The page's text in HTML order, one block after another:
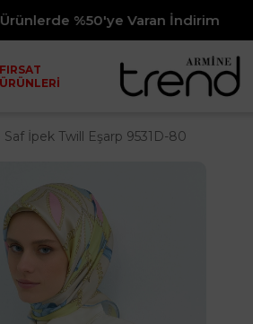
Varan İndirim
FIRSAT
ÜRÜNLERİ
İpek Twill Eşarp 9531D-80